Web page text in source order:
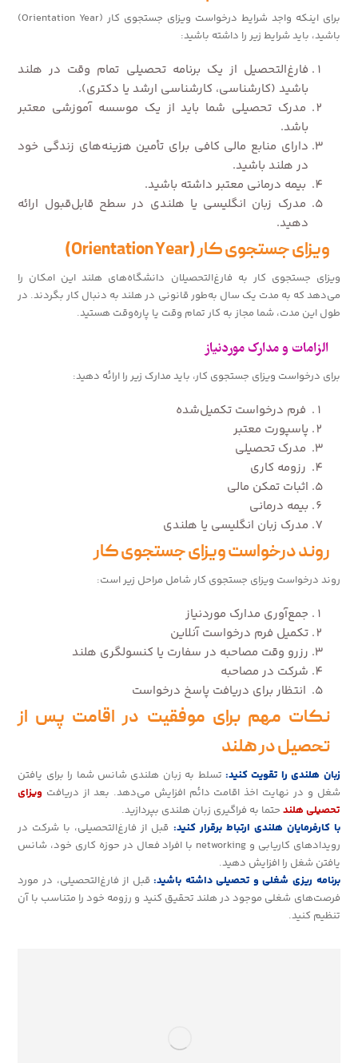
برای اینکه واجد شرایط درخواست ویزای جستجوی کار (Orientation Year)
باشید، باید شرایط زیر را داشته باشید:
فارغ‌التحصیل از یک برنامه تحصیلی تمام وقت در هلند
باشید (کارشناسی، کارشناسی ارشد یا دکتری).
مدرک تحصیلی شما باید از یک موسسه آموزشی معتبر
باشد.
دارای منابع مالی کافی برای تأمین هزینه‌های زندگی خود
در هلند باشید.
بیمه درمانی معتبر داشته باشید.
مدرک زبان انگلیسی یا هلندی در سطح قابل‌قبول ارائه
دهید.
ویزای جستجوی کار (Orientation Year)
ویزای جستجوی کار به فارغ‌التحصیلان دانشگاه‌های هلند این امکان را
می‌دهد که به مدت یک سال به‌طور قانونی در هلند به دنبال کار بگردند. در
طول این مدت، شما مجاز به کار تمام وقت یا پاره‌وقت هستید.
الزامات و مدارک موردنیاز
برای درخواست ویزای جستجوی کار، باید مدارک زیر را ارائه دهید:
فرم درخواست تکمیل‌شده
پاسپورت معتبر
مدرک تحصیلی
رزومه کاری
اثبات تمکن مالی
بیمه درمانی
مدرک زبان انگلیسی یا هلندی
روند درخواست ویزای جستجوی کار
روند درخواست ویزای جستجوی کار شامل مراحل زیر است:
جمع‌آوری مدارک موردنیاز
تکمیل فرم درخواست آنلاین
رزرو وقت مصاحبه در سفارت یا کنسولگری هلند
شرکت در مصاحبه
انتظار برای دریافت پاسخ درخواست
نکات مهم برای موفقیت در اقامت پس از
تحصیل در هلند
زبان هلندی را تقویت کنید: تسلط به زبان هلندی شانس شما را برای یافتن
شغل و در نهایت اخذ اقامت دائم افزایش می‌دهد. بعد از دریافت ویزای
تحصیلی هلند حتما به فراگیری زبان هلندی بپردازید.
با کارفرمایان هلندی ارتباط برقرار کنید: قبل از فارغ‌التحصیلی، با شرکت در
رویدادهای کاریابی و networking با افراد فعال در حوزه کاری خود، شانس
یافتن شغل را افزایش دهید.
برنامه ریزی شغلی و تحصیلی داشته باشید:قبل از فارغ‌التحصیلی، در مورد
فرصت‌های شغلی موجود در هلند تحقیق کنید و رزومه خود را متناسب با آن
تنظیم کنید.